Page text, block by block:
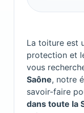
La toiture est
protection et
vous
Saône, notre
savoir-faire
dans toute la